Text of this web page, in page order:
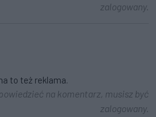
zalogowany.
to też reklama.
na komentarz, musisz być
zalogowany.